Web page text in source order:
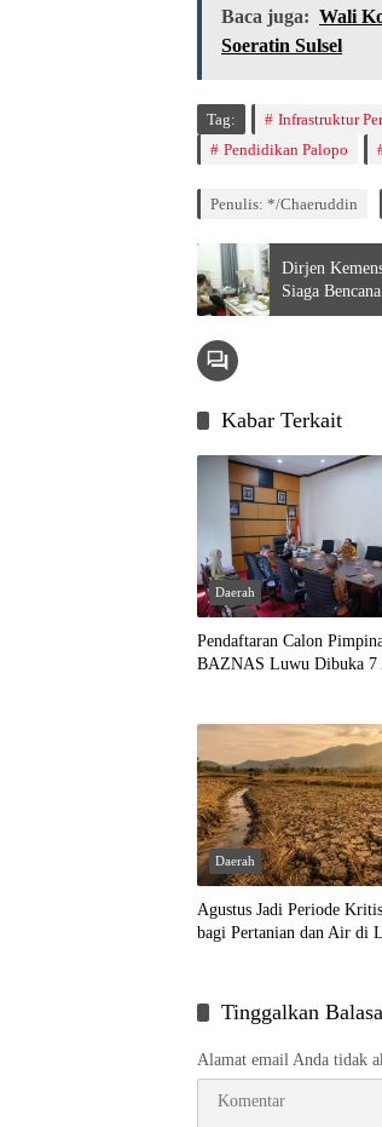
Baca juga: Wali
Soeratin Sulsel
Tag: Infrastruktur
Pendidikan Palopo
Penulis: */Chaeruddin
Dirjen
Siaga Bencana
Kabar Terkait
Daerah
Pendaftaran Calon
BAZNAS Luwu Dibuka 7
Daerah
Agustus Jadi Periode
bagi Pertanian dan Air di
Tinggalkan
Alamat email Anda tidak